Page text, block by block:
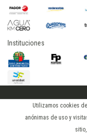
Utilizamos cookies
anónimas de uso y
Instituciones
2015 © hostelerialeioa
Log in